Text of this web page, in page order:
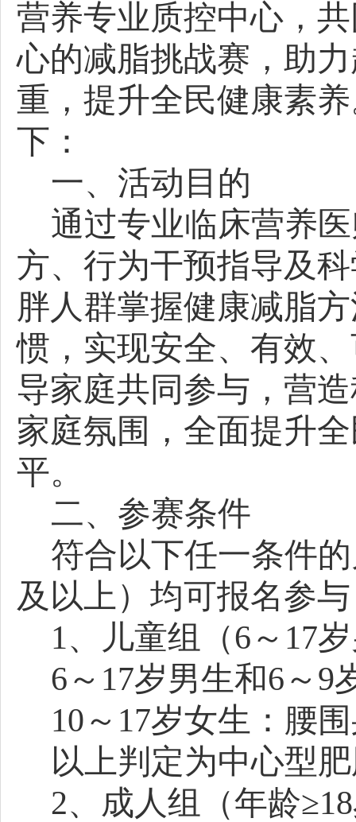
营养专业质控中心 ，
心的减脂挑战赛，助
重，提升全民健康素
下：
一、活动目的
通过专业临床营养
方、行为干预指导及
胖人群掌握健康减脂
惯，实现安全、有效
导家庭共同参与，营
家庭氛围，全面提升
平。
二、参赛条件
符合以下任一条件
及以上）均可报名参
1、 儿童组 （6～17
6～17岁男生和6～9
10～17岁女生：腰
以上判定为中心型
2、 成人组 （年龄